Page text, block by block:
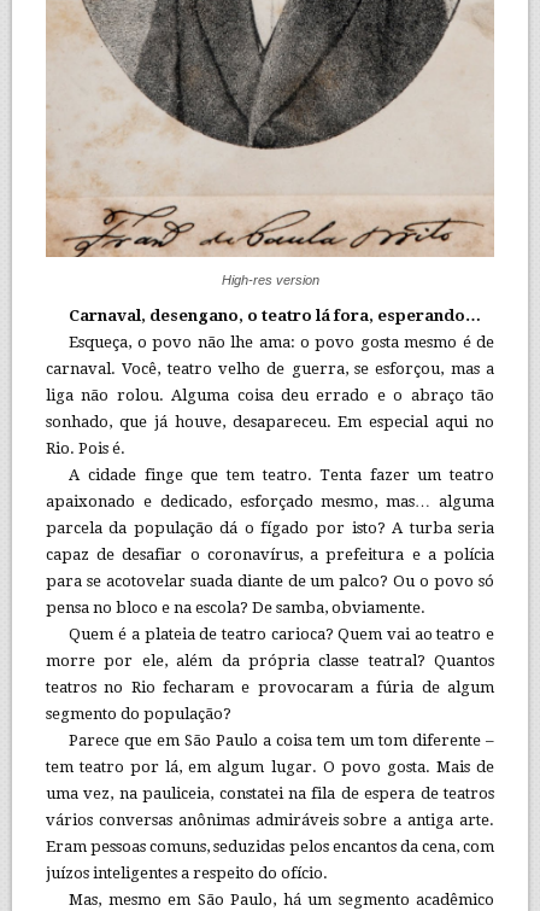
High-res version
Carnaval, desengano, o teatro lá fora, esperando…
Esqueça, o povo não lhe ama: o povo gosta mesmo é de
carnaval. Você, teatro velho de guerra, se esforçou, mas a
liga não rolou. Alguma coisa deu errado e o abraço tão
sonhado, que já houve, desapareceu. Em especial aqui no
Rio. Pois é.
A cidade finge que tem teatro. Tenta fazer um teatro
apaixonado e dedicado, esforçado mesmo, mas… alguma
parcela da população dá o fígado por isto? A turba seria
capaz de desafiar o coronavírus, a prefeitura e a polícia
para se acotovelar suada diante de um palco? Ou o povo só
pensa no bloco e na escola? De samba, obviamente.
Quem é a plateia de teatro carioca? Quem vai ao teatro e
morre por ele, além da própria classe teatral? Quantos
teatros no Rio fecharam e provocaram a fúria de algum
segmento do população?
Parece que em São Paulo a coisa tem um tom diferente –
tem teatro por lá, em algum lugar. O povo gosta. Mais de
uma vez, na pauliceia, constatei na fila de espera de teatros
vários conversas anônimas admiráveis sobre a antiga arte.
Eram pessoas comuns, seduzidas pelos encantos da cena, com
juízos inteligentes a respeito do ofício.
Mas, mesmo em São Paulo, há um segmento acadêmico